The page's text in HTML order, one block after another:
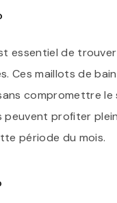
essentiel de
maillots de
compromettre le
peuvent profiter
période du mois.